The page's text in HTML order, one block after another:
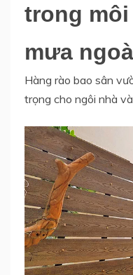
trong
mưa
Hàng rào bao sân
trọng cho ngôi nhà